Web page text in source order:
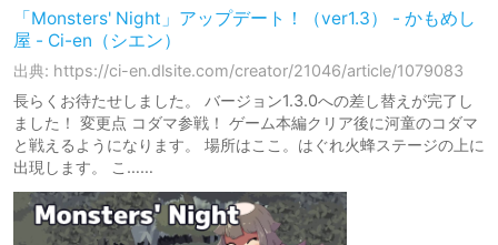
「Monsters' Night」アップデート！（ver1.3） - かもめし
屋 - Ci-en（シエン）
出典: https://ci-en.dlsite.com/creator/21046/article/1079083
長らくお待たせしました。 バージョン1.3.0への差し替えが完了し
ました！ 変更点 コダマ参戦！ ゲーム本編クリア後に河童のコダマ
と戦えるようになります。 場所はここ。はぐれ火蜂ステージの上に
出現します。 こ……